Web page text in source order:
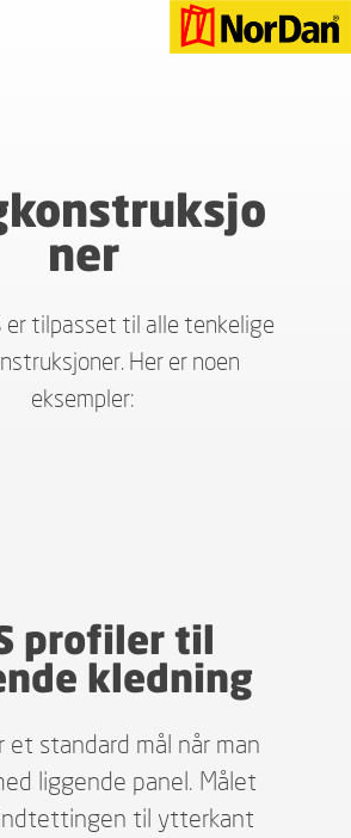
ner
er tilpasset til alle tenkelige
Her er noen
eksempler:
profiler til
kledning
et standard mål når man
liggende panel. Målet
til ytterkant